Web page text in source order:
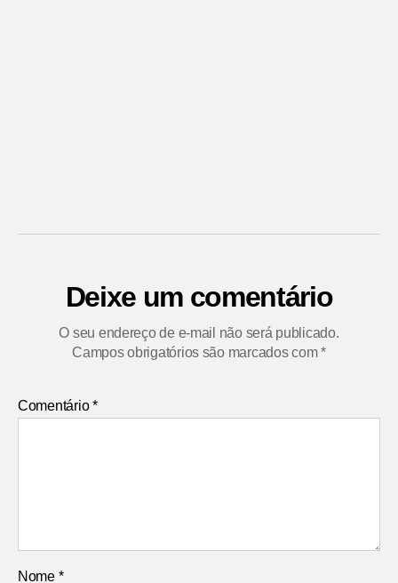
Deixe um comentário
O seu endereço de e-mail não será publicado.
Campos obrigatórios são marcados com*
Comentário*
Nome *